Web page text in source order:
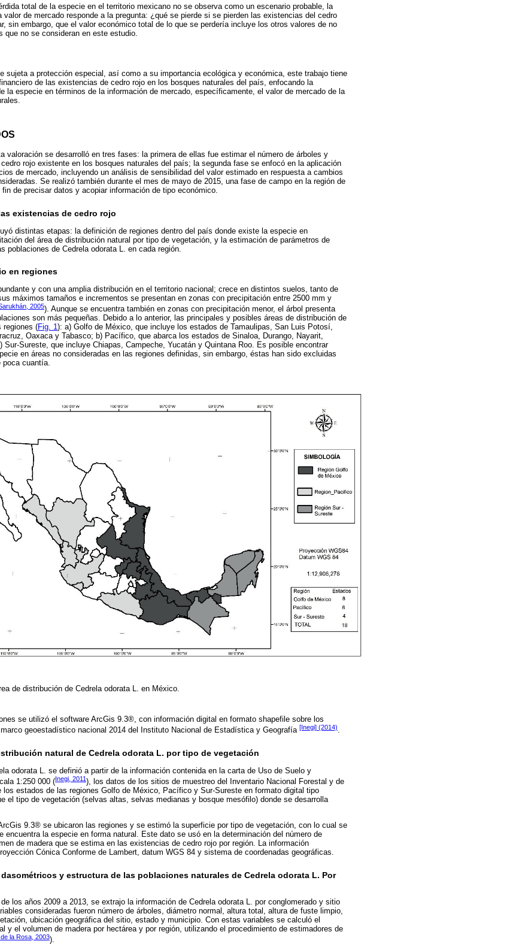
total de la especie en el territorio mexicano no se observa como un escenario probable, la
de mercado responde a la pregunta: ¿qué se pierde si se pierden las existencias del cedro
sin embargo, que el valor económico total de lo que se perdería incluye los otros valores de no
no se consideran en este estudio.
sujeta a protección especial, así como a su importancia ecológica y económica, este trabajo tiene
de las existencias de cedro rojo en los bosques naturales del país, enfocando la
la especie en términos de la información de mercado, específicamente, el valor de mercado de la
valoración se desarrolló en tres fases: la primera de ellas fue estimar el número de árboles y
rojo existente en los bosques naturales del país; la segunda fase se enfocó en la aplicación
de mercado, incluyendo un análisis de sensibilidad del valor estimado en respuesta a cambios
Se realizó también durante el mes de mayo de 2015, una fase de campo en la región de
de precisar datos y acopiar información de tipo económico.
existencias de cedro rojo
distintas etapas: la definición de regiones dentro del país donde existe la especie en
del área de distribución natural por tipo de vegetación, y la estimación de parámetros de
poblaciones de Cedrela odorata L. en cada región.
en regiones
y con una amplia distribución en el territorio nacional; crece en distintos suelos, tanto de
máximos tamaños e incrementos se presentan en zonas con precipitación entre 2500 mm y
2005). Aunque se encuentra también en zonas con precipitación menor, el árbol presenta
son más pequeñas. Debido a lo anterior, las principales y posibles áreas de distribución de
regiones (Fig. 1): a) Golfo de México, que incluye los estados de Tamaulipas, San Luis Potosí,
Oaxaca y Tabasco; b) Pacífico, que abarca los estados de Sinaloa, Durango, Nayarit,
Sureste, que incluye Chiapas, Campeche, Yucatán y Quintana Roo. Es posible encontrar
en áreas no consideradas en las regiones definidas, sin embargo, éstas han sido excluidas
poca cuantía.
de distribución de Cedrela odorata L. en México.
se utilizó el software ArcGis 9.3®, con información digital en formato shapefile sobre los
geoestadístico nacional 2014 del Instituto Nacional de Estadística y Geografía [Inegi] (2014).
natural de Cedrela odorata L. por tipo de vegetación
odorata L. se definió a partir de la información contenida en la carta de Uso de Suelo y
1:250 000 (Inegi, 2011), los datos de los sitios de muestreo del Inventario Nacional Forestal y de
estados de las regiones Golfo de México, Pacífico y Sur-Sureste en formato digital tipo
el tipo de vegetación (selvas altas, selvas medianas y bosque mesófilo) donde se desarrolla
9.3® se ubicaron las regiones y se estimó la superficie por tipo de vegetación, con lo cual se
encuentra la especie en forma natural. Este dato se usó en la determinación del número de
de madera que se estima en las existencias de cedro rojo por región. La información
Cónica Conforme de Lambert, datum WGS 84 y sistema de coordenadas geográficas.
y estructura de las poblaciones naturales de Cedrela odorata L. Por
los años 2009 a 2013, se extrajo la información de Cedrela odorata L. por conglomerado y sitio
consideradas fueron número de árboles, diámetro normal, altura total, altura de fuste limpio,
ubicación geográfica del sitio, estado y municipio. Con estas variables se calculó el
y el volumen de madera por hectárea y por región, utilizando el procedimiento de estimadores de
la Rosa, 2003).